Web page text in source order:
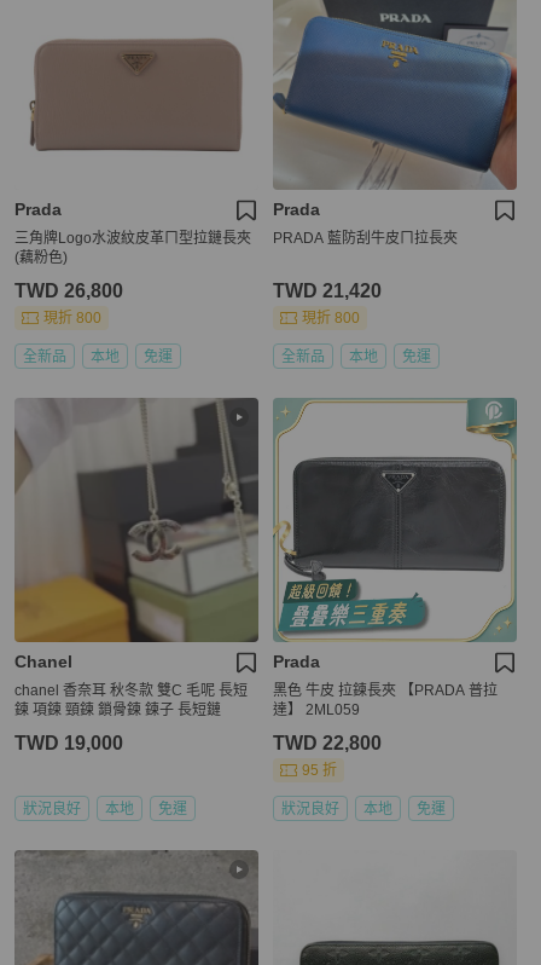
Prada
三角牌Logo水波紋皮革ㄇ型拉鏈長夾
(藕粉色)
TWD 26,800
現折 800
全新品 本地 免運
Prada
PRADA 藍防刮牛皮ㄇ拉長夾
TWD 21,420
現折 800
全新品 本地 免運
Chanel
chanel 香奈耳 秋冬款 雙C 毛呢 長短
鍊 項鍊 頸鍊 鎖骨鍊 鍊子 長短鏈
TWD 19,000
狀況良好 本地 免運
Prada
黑色 牛皮 拉鍊長夾 【PRADA 普拉
達】 2ML059
TWD 22,800
95 折
狀況良好 本地 免運